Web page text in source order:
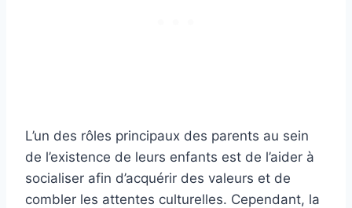
L’un des rôles principaux des parents au sein
de l’existence de leurs enfants est de l’aider à
socialiser afin d’acquérir des valeurs et de
combler les attentes culturelles. Cependant, la